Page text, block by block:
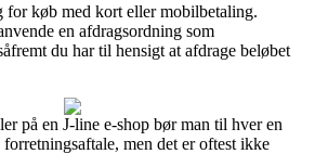
for køb med kort eller mobilbetaling.
en afdragsordning som
du har til hensigt at afdrage beløbet
på en J-line e-shop bør man til hver en
men det er oftest ikke